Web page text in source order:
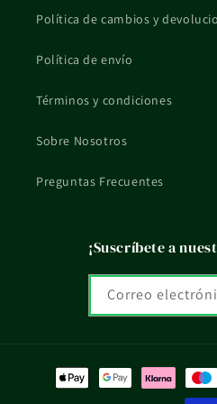
Si tienes una situación
reactiva o tratamiento en
consejo profesional ni el
Política de cambios y
Política de envío
Términos y condiciones
Sobre Nosotros
Preguntas Frecuentes
¡Suscríbete a
Correo
Formas